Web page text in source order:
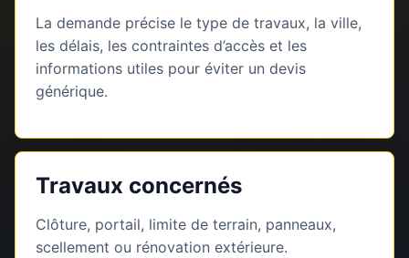
La demande précise le type de travaux, la ville,
les délais, les contraintes d’accès et les
informations utiles pour éviter un devis
générique.
Travaux concernés
Clôture, portail, limite de terrain, panneaux,
scellement ou rénovation extérieure.